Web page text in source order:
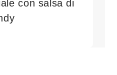
con salsa di